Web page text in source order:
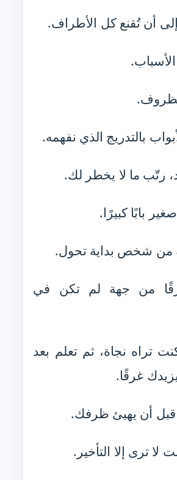
أن تُقنع كل الأطراف.
بالتدريج الذي نفهمه.
رتّب ما لا يخطر لك.
بابًا كبيرًا.
من شخص بداية تحول.
من جهة لم تكن في
تراه نجاة، ثم تعلم بعد
غرقًا.
قبل أن يهيئ ظرفك.
لا ترى إلا التأخير.